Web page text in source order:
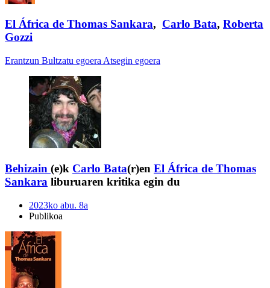
El África de Thomas Sankara, Carlo Bata, Roberta
Gozzi
Erantzun Bultzatu egoera Atsegin egoera
Behizain (e)k Carlo Bata(r)en El África de Thomas
Sankara liburuaren kritika egin du
2023ko abu. 8a
Publikoa